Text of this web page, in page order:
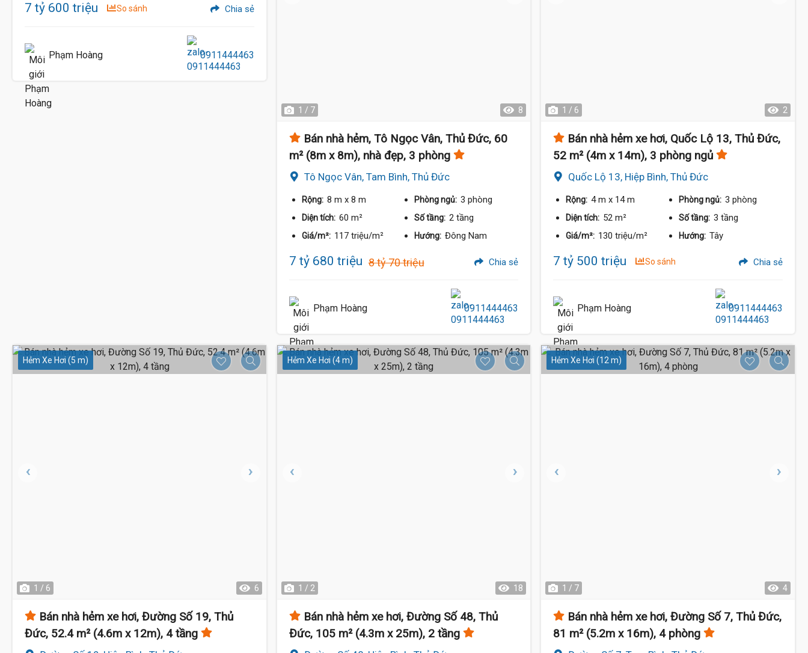
7 tỷ 600 triệu So sánh Chia sẻ
Phạm Hoàng 0911444463
1 / 7 8
Bán nhà hẻm, Tô Ngọc Vân, Thủ Đức, 60
m² (8m x 8m), nhà đẹp, 3 phòng
Tô Ngọc Vân, Tam Bình, Thủ Đức
Rộng: 8 m x 8 m Phòng ngủ: 3 phòng
Diện tích: 60 m² Số tầng: 2 tầng
Giá/m²: 117 triệu/m² Hướng: Đông Nam
7 tỷ 680 triệu 8 tỷ 70 triệu Chia sẻ
Phạm Hoàng 0911444463
1 / 6 2
Bán nhà hẻm xe hơi, Quốc Lộ 13, Thủ Đức,
52 m² (4m x 14m), 3 phòng ngủ
Quốc Lộ 13, Hiệp Bình, Thủ Đức
Rộng: 4 m x 14 m Phòng ngủ: 3 phòng
Diện tích: 52 m² Số tầng: 3 tầng
Giá/m²: 130 triệu/m² Hướng: Tây
7 tỷ 500 triệu So sánh Chia sẻ
Phạm Hoàng 0911444463
Hẻm Xe Hơi (5 m)
1 / 6 6
Bán nhà hẻm xe hơi, Đường Số 19, Thủ
Đức, 52.4 m² (4.6m x 12m), 4 tầng
Hẻm Xe Hơi (4 m)
1 / 2 18
Bán nhà hẻm xe hơi, Đường Số 48, Thủ
Đức, 105 m² (4.3m x 25m), 2 tầng
Hẻm Xe Hơi (12 m)
1 / 7 4
Bán nhà hẻm xe hơi, Đường Số 7, Thủ Đức,
81 m² (5.2m x 16m), 4 phòng